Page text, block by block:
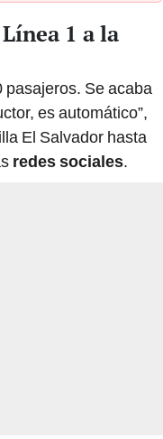
1 a la
Se acaba
es automático”,
El Salvador hasta
redes sociales.